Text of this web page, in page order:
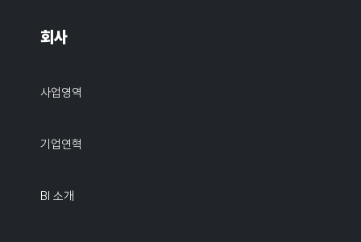
회사
사업영역
기업연혁
BI 소개